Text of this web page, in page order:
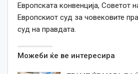
Европската конвенција, Советот
Европскиот суд за човековите
суд на правдата.
Можеби ќе ве интересира